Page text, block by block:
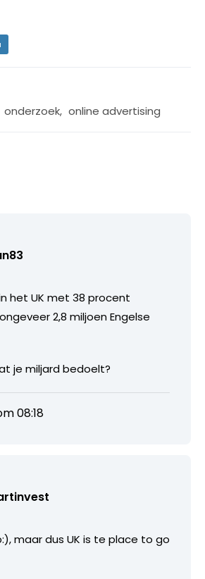
onderzoek, online advertising
het UK met 38 procent
2,8 miljoen Engelse
je miljard bedoelt?
08:18
maar dus UK is te place to go